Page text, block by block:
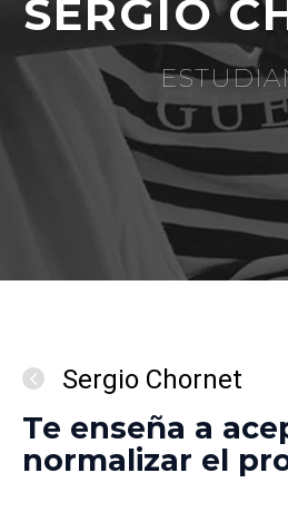
SERGIO
Sergio Chornet
Te enseña a
normalizar el